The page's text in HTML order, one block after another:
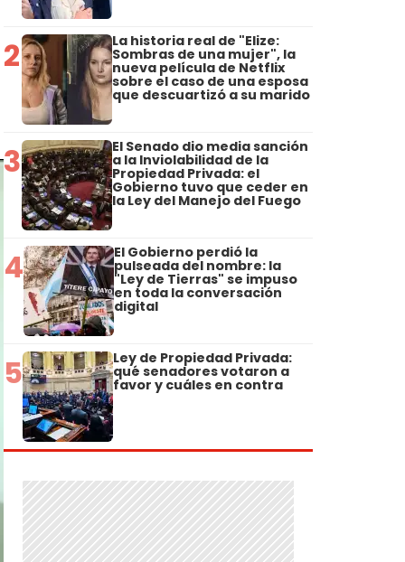
2 La historia real de "Elize:
Sombras de una mujer", la
nueva película de Netflix
sobre el caso de una esposa
que descuartizó a su marido
3 El Senado dio media sanción
a la Inviolabilidad de la
Propiedad Privada: el
Gobierno tuvo que ceder en
la Ley del Manejo del Fuego
4 El Gobierno perdió la
pulseada del nombre: la
"Ley de Tierras" se impuso
en toda la conversación
digital
5 Ley de Propiedad Privada:
qué senadores votaron a
favor y cuáles en contra